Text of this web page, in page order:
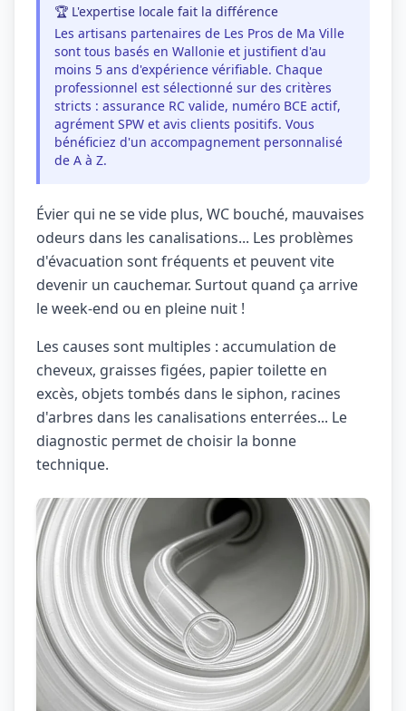
🏆 L'expertise locale fait la différence
Les artisans partenaires de Les Pros de Ma Ville
sont tous basés en Wallonie et justifient d'au
moins 5 ans d'expérience vérifiable. Chaque
professionnel est sélectionné sur des critères
stricts : assurance RC valide, numéro BCE actif,
agrément SPW et avis clients positifs. Vous
bénéficiez d'un accompagnement personnalisé
de A à Z.
Évier qui ne se vide plus, WC bouché, mauvaises
odeurs dans les canalisations... Les problèmes
d'évacuation sont fréquents et peuvent vite
devenir un cauchemar. Surtout quand ça arrive
le week-end ou en pleine nuit !
Les causes sont multiples : accumulation de
cheveux, graisses figées, papier toilette en
excès, objets tombés dans le siphon, racines
d'arbres dans les canalisations enterrées... Le
diagnostic permet de choisir la bonne
technique.